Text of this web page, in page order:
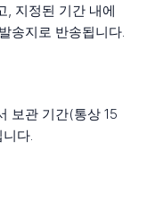
, 지정된 기간 내에
송지로 반송됩니다.
보관 기간(통상 15
다.